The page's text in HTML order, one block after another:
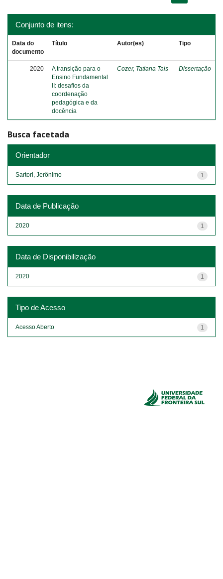
Conjunto de itens:
Data do
documento
Título Autor(es) Tipo
2020
A transição para o
Ensino Fundamental
II: desafios da
coordenação
pedagógica e da
docência
Cozer, Tatiana Tais Dissertação
Busca facetada
Orientador
1
Sartori, Jerônimo
Data de Publicação
1
2020
Data de Disponibilização
1
2020
Tipo de Acesso
1
Acesso Aberto